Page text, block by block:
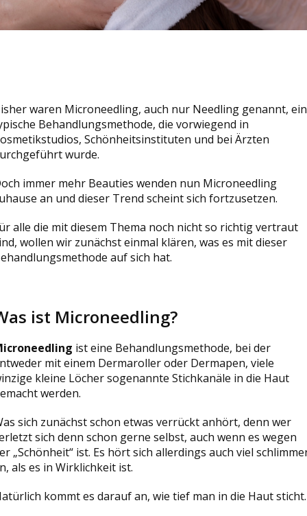
waren Microneedling, auch nur Needling genannt,
Behandlungsmethode, die vorwiegend in
Schönheitsinstituten und bei Ärzten
wurde.
immer mehr Beauties wenden nun Microneedling
an und dieser Trend scheint sich fortzusetzen.
alle die mit diesem Thema noch nicht so richtig vertraut
wollen wir zunächst einmal klären, was es mit dieser
auf sich hat.
ist Microneedling?
ist eine Behandlungsmethode, bei der
mit einem Dermaroller oder Dermapen, viele
kleine Löcher sogenannte Stichkanäle in die Haut
werden.
sich zunächst schon etwas verrückt anhört, denn wer
sich denn schon gerne selbst, auch wenn es wegen
„Schönheit“ ist. Es hört sich allerdings auch viel
als es in Wirklichkeit ist.
kommt es darauf an, wie tief man in die Haut sticht.